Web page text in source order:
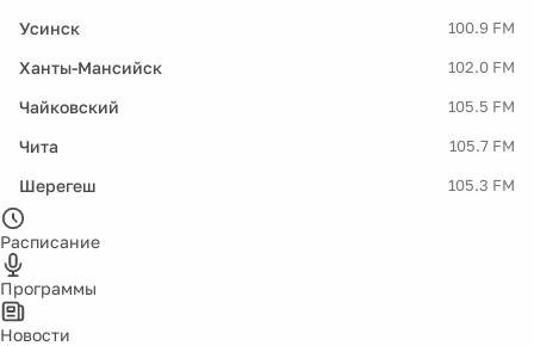
Усинск 100.9 FM
Ханты-Мансийск 102.0 FM
Чайковский 105.5 FM
Чита 105.7 FM
Шерегеш 105.3 FM
Расписание
Программы
Новости